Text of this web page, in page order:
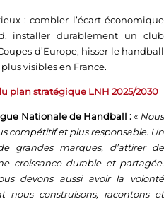
: combler l’écart économique
installer durablement un club
d’Europe, hisser le handball
visibles en France.
plan stratégique LNH 2025/2030
Nationale de Handball :« Nous
compétitif et plus responsable. Un
grandes marques, d’attirer de
croissance durable et partagée.
devons aussi avoir la volonté
nous construisons, racontons et